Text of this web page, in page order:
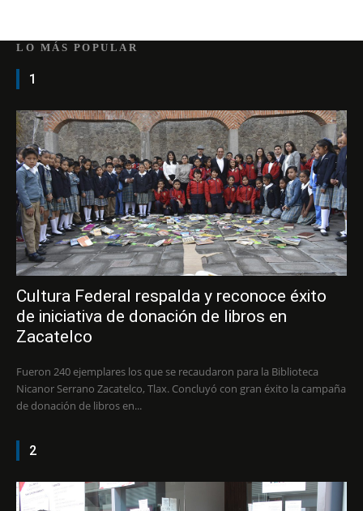
LO MÁS POPULAR
1
Cultura Federal respalda y reconoce éxito
de iniciativa de donación de libros en
Zacatelco
Fueron 240 ejemplares los que se recaudaron para la Biblioteca
Nicanor Serrano Zacatelco, Tlax. Concluyó con gran éxito la campaña
de donación de libros en...
2